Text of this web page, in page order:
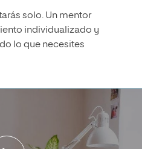
solo. Un mentor
individualizado y
lo que necesites